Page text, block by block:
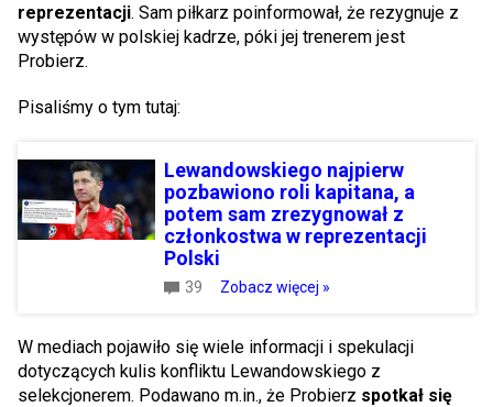
reprezentacji. Sam piłkarz poinformował, że rezygnuje z
występów w polskiej kadrze, póki jej trenerem jest
Probierz.
Pisaliśmy o tym tutaj:
Lewandowskiego najpierw
pozbawiono roli kapitana, a
potem sam zrezygnował z
członkostwa w reprezentacji
Polski
39 Zobacz więcej »
W mediach pojawiło się wiele informacji i spekulacji
dotyczących kulis konfliktu Lewandowskiego z
selekcjonerem. Podawano m.in., że Probierz spotkał się